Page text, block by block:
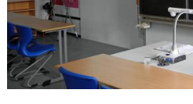
Sport-Stützpunkt
Kooperation mit der THI
Stadtteilbücherei